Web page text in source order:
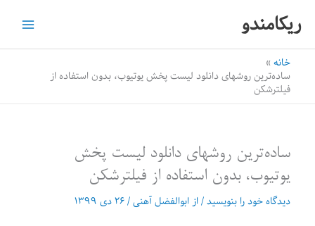
ریکامندو
خانه
ساده‌ترین روشهای دانلود لیست پخش یوتیوب، بدون استفاده از
فیلترشکن
ساده‌ترین روشهای دانلود لیست پخش
یوتیوب، بدون استفاده از فیلترشکن
دیدگاه‌ خود را بنویسید/ از ابوالفضل آهنی/۲۶ دی ۱۳۹۹